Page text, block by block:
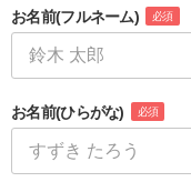
お名前(フルネーム) 必須
お名前(ひらがな) 必須